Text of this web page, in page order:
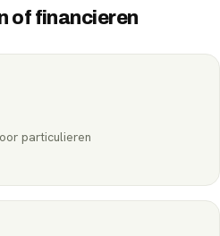
of financieren
particulieren